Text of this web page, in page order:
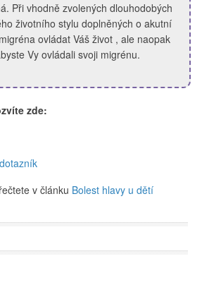
Při vhodně zvolených dlouhodobých
životního stylu doplněných o akutní
ovládat Váš život , ale naopak
Vy ovládali svoji migrénu.
zde:
v článku Bolest hlavy u dětí